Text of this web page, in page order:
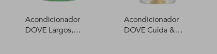
Acondicionador
DOVE Largos,
Acondicionador
DOVE Cuida &